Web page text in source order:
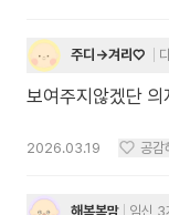
주디->겨리♡
보여주지않겠단
2026.03.19 공감
해복복맘 임신 3